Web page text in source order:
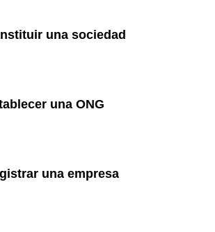
una sociedad
una ONG
una empresa